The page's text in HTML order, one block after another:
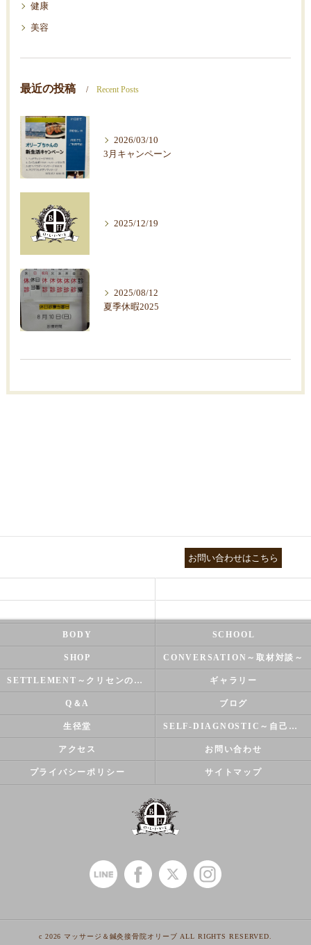
健康
美容
最近の投稿 Recent Posts
2026/03/10
3月キャンペーン
2025/12/19
2025/08/12
夏季休暇2025
お問い合わせはこちら
BODY SCHOOL
SHOP CONVERSATION～取材対談～
SETTLEMENT～クリセンのズバリ解決シリーズ～ ギャラリー
Q＆A ブログ
生径堂 SELF-DIAGNOSTIC～自己診断～
アクセス お問い合わせ
プライバシーポリシー サイトマップ
c 2026 マッサージ＆鍼灸接骨院オリーブ ALL RIGHTS RESERVED.